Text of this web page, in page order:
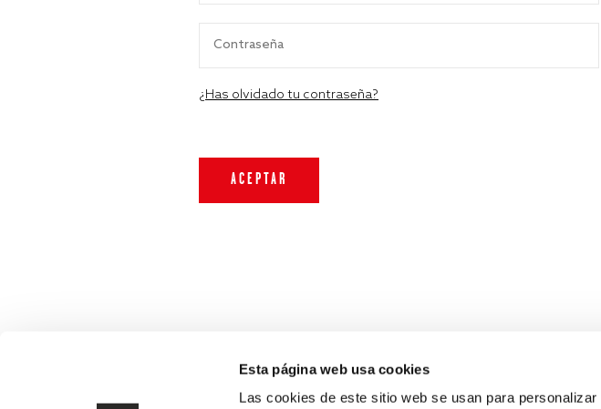
Esta página web usa cookies
Las cookies de este sitio web se usan para
¿Has olvidado tu contraseña?